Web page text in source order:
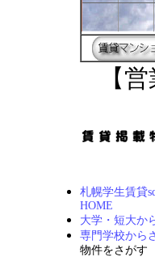
【
札幌学生賃貸
HOME
大学・短大か
専門学校から
物件をさがす